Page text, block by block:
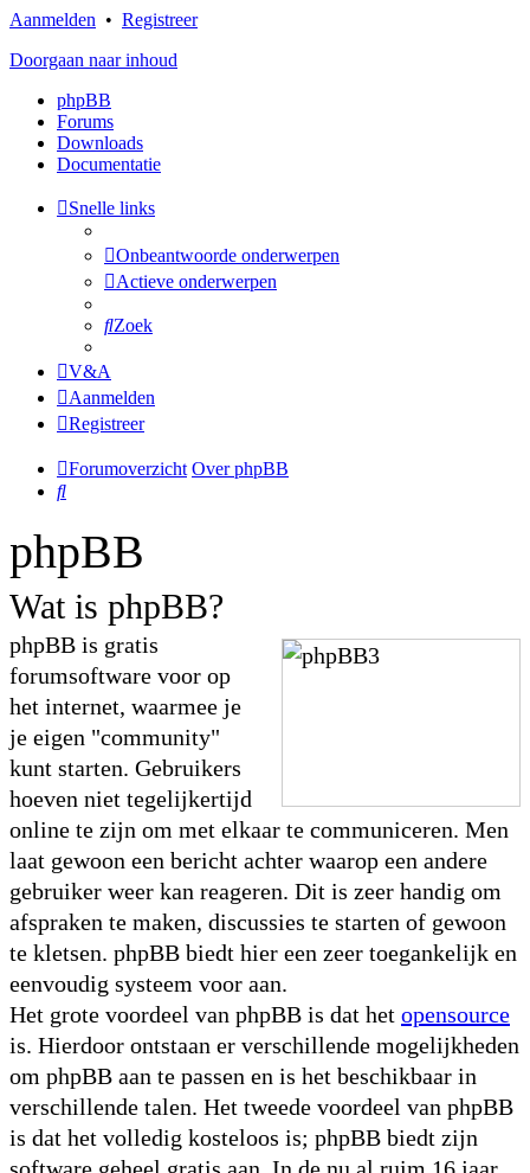
Aanmelden • Registreer
Doorgaan naar inhoud
phpBB
Forums
Downloads
Documentatie
Snelle links
Onbeantwoorde onderwerpen
Actieve onderwerpen
Zoek
V&A
Aanmelden
Registreer
Forumoverzicht Over phpBB
Zoek
phpBB
Wat is phpBB?
phpBB is gratis
forumsoftware voor op
het internet, waarmee je
je eigen "community"
kunt starten. Gebruikers
hoeven niet tegelijkertijd
online te zijn om met elkaar te communiceren. Men
laat gewoon een bericht achter waarop een andere
gebruiker weer kan reageren. Dit is zeer handig om
afspraken te maken, discussies te starten of gewoon
te kletsen. phpBB biedt hier een zeer toegankelijk en
eenvoudig systeem voor aan.
Het grote voordeel van phpBB is dat het opensource
is. Hierdoor ontstaan er verschillende mogelijkheden
om phpBB aan te passen en is het beschikbaar in
verschillende talen. Het tweede voordeel van phpBB
is dat het volledig kosteloos is; phpBB biedt zijn